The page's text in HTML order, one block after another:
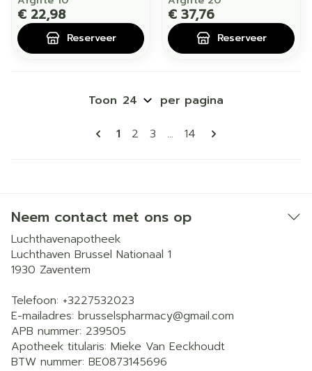
€ 22,98
Reserveer
€ 37,76
Reserveer
Pagina's
U lees momenteel pagina
1 Pagina
2 Pagina
3 ... Pagina
14
Toon per pagina
Neem contact met ons op
Luchthavenapotheek
Luchthaven Brussel Nationaal 1
1930 Zaventem
Telefoon: +3227532023
E-mailadres: brusselspharmacy@gmail.com
APB nummer: 239505
Apotheek titularis: Mieke Van Eeckhoudt
BTW nummer: BE0873145696